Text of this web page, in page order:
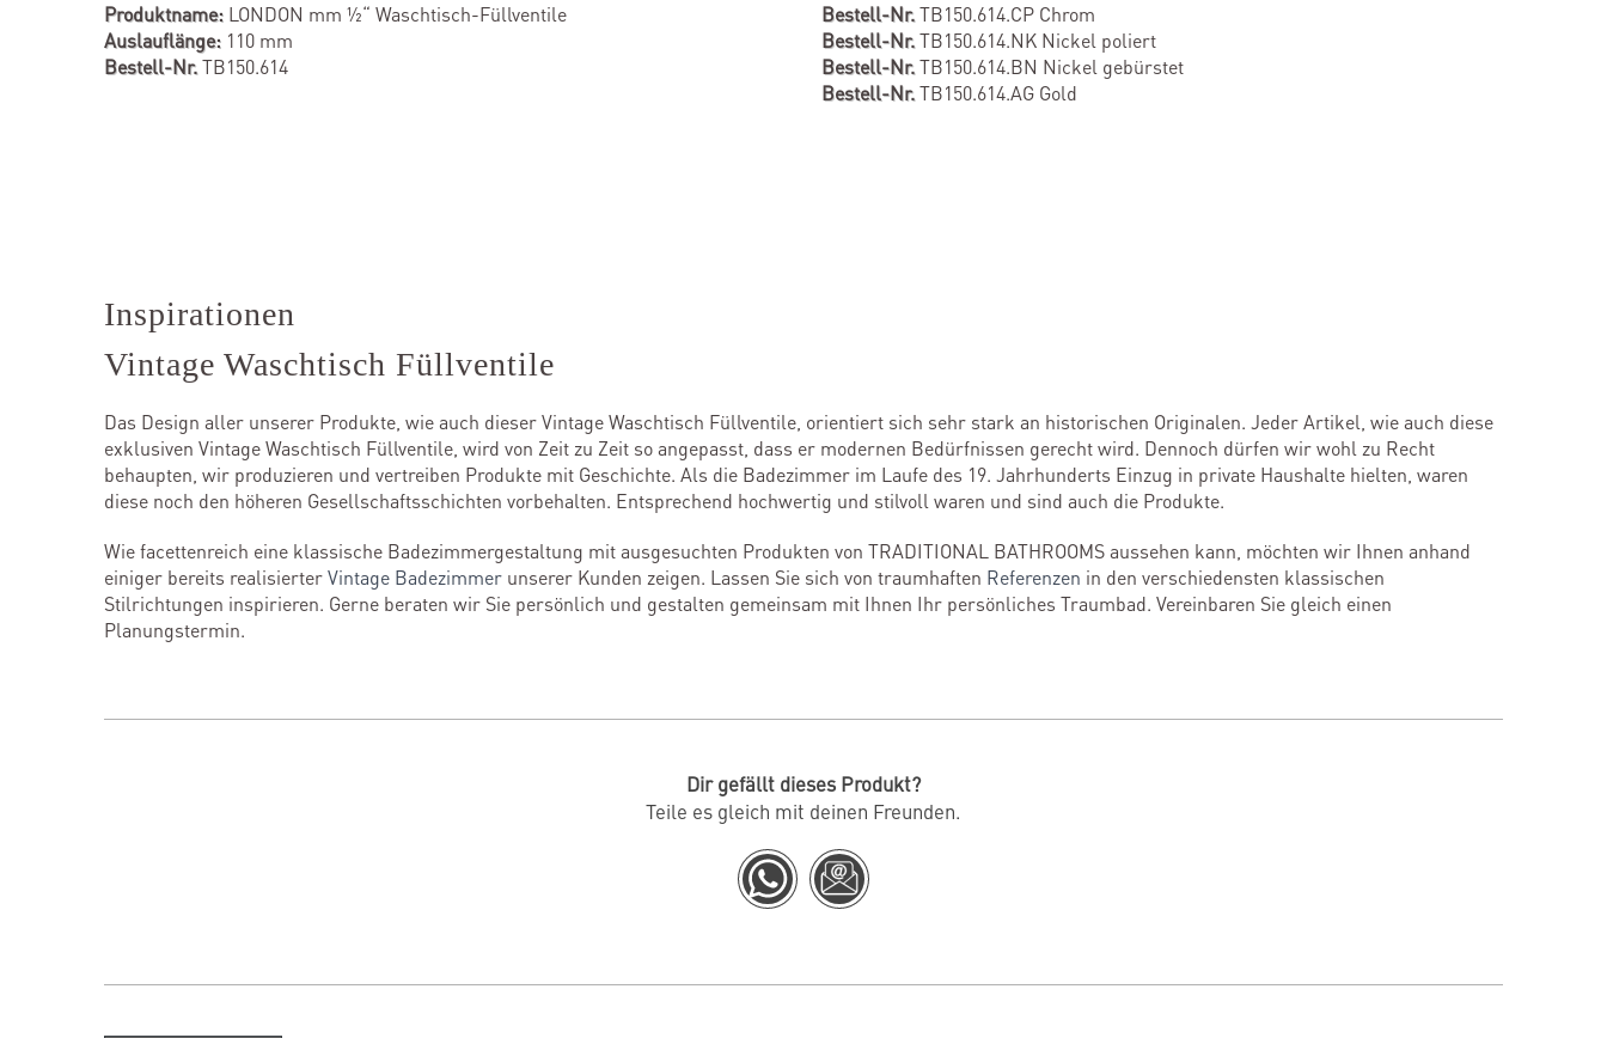
Produktname: LONDON mm ½“ Waschtisch-Füllventile
Auslauflänge: 110 mm
Bestell-Nr.TB150.614
Bestell-Nr.TB150.614.CP Chrom
Bestell-Nr.TB150.614.NK Nickel poliert
Bestell-Nr.TB150.614.BN Nickel gebürstet
Bestell-Nr.TB150.614.AG Gold
Inspirationen
Vintage Waschtisch Füllventile
Das Design aller unserer Produkte, wie auch dieser Vintage Waschtisch Füllventile, orientiert sich sehr stark an historischen Originalen. Jeder Artikel, wie auch diese
exklusiven Vintage Waschtisch Füllventile, wird von Zeit zu Zeit so angepasst, dass er modernen Bedürfnissen gerecht wird. Dennoch dürfen wir wohl zu Recht
behaupten, wir produzieren und vertreiben Produkte mit Geschichte. Als die Badezimmer im Laufe des 19. Jahrhunderts Einzug in private Haushalte hielten, waren
diese noch den höheren Gesellschaftsschichten vorbehalten. Entsprechend hochwertig und stilvoll waren und sind auch die Produkte.
Wie facettenreich eine klassische Badezimmergestaltung mit ausgesuchten Produkten von TRADITIONAL BATHROOMS aussehen kann, möchten wir Ihnen anhand
einiger bereits realisierterVintage Badezimmer unserer Kunden zeigen. Lassen Sie sich von traumhaften Referenzen in den verschiedensten klassischen
Stilrichtungen inspirieren. Gerne beraten wir Sie persönlich und gestalten gemeinsam mit Ihnen Ihr persönliches Traumbad. Vereinbaren Sie gleich einen
Planungstermin.
Dir gefällt dieses Produkt?
Teile es gleich mit deinen Freunden.